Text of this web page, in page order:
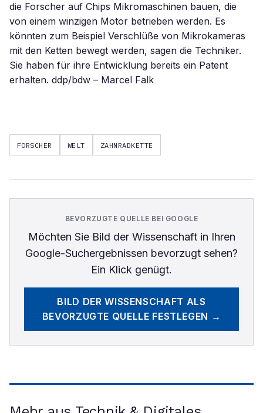
die Forscher auf Chips Mikromaschinen bauen, die
von einem winzigen Motor betrieben werden. Es
könnten zum Beispiel Verschlüße von Mikrokameras
mit den Ketten bewegt werden, sagen die Techniker.
Sie haben für ihre Entwicklung bereits ein Patent
erhalten. ddp/bdw – Marcel Falk
FORSCHER WELT ZAHNRADKETTE
BEVORZUGTE QUELLE BEI GOOGLE
Möchten Sie Bild der Wissenschaftin Ihren
Google-Suchergebnissen bevorzugt sehen?
Ein Klick genügt.
BILD DER WISSENSCHAFT ALS
BEVORZUGTE QUELLE FESTLEGEN →